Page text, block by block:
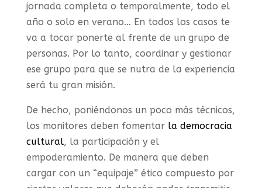
jornada completa o temporalmente, todo el
año o solo en verano… En todos los casos te
va a tocar ponerte al frente de un grupo de
personas. Por lo tanto, coordinar y gestionar
ese grupo para que se nutra de la experiencia
será tu gran misión.
De hecho, poniéndonos un poco más técnicos,
los monitores deben fomentar la democracia
cultural, la participación y el
empoderamiento. De manera que deben
cargar con un “equipaje” ético compuesto por